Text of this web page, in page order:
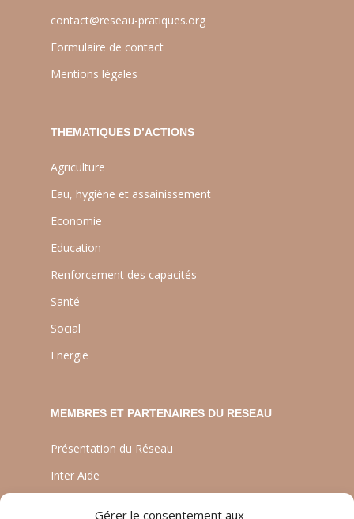
Gérer le consentement aux
contact@reseau-pratiques.org
Formulaire de contact
Mentions légales
THEMATIQUES D’ACTIONS
Agriculture
Eau, hygiène et assainissement
Economie
Education
Renforcement des capacités
Santé
Social
Energie
MEMBRES ET PARTENAIRES DU RESEAU
Présentation du Réseau
Inter Aide